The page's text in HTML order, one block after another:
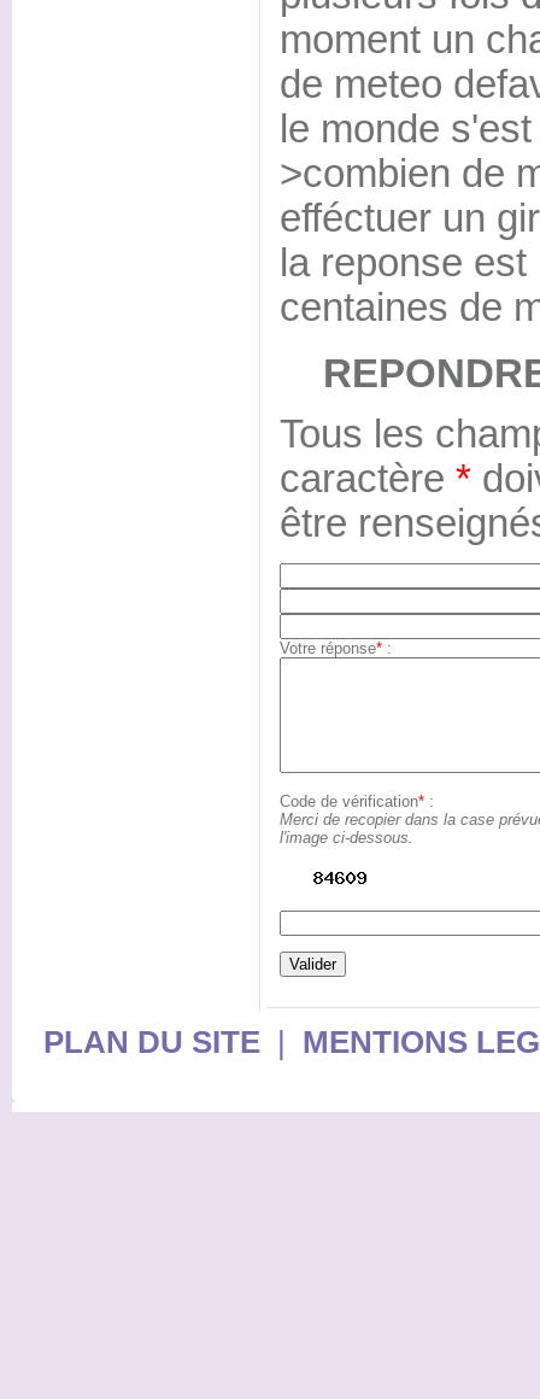
moment un
de meteo
le monde
>combien de
efféctuer un
la reponse
centaines de
Tous les
caractère *
être
Votre réponse*:
Code de vérification*:
Merci de recopier dans la case
l'image ci-dessous.
PLAN DU SITE| MENTIONS